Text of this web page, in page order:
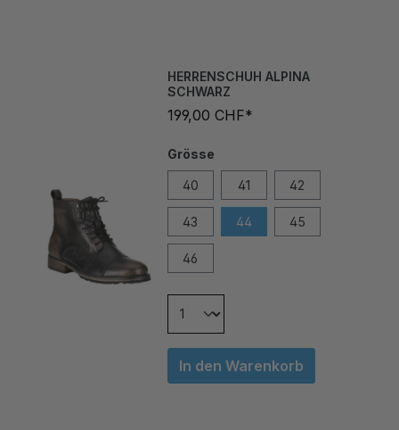
SCHWARZ
199,00 CHF*
43 44 45
46
In den Warenkorb